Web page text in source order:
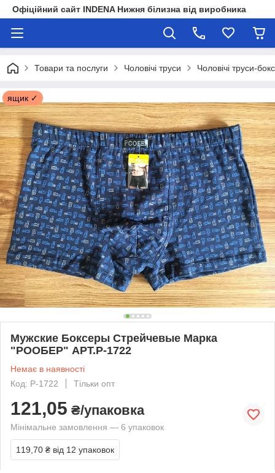
Офіційний сайт INDENA Нижня білизна від виробника
Товари та послуги Чоловічі труси Чоловічі труси-
ящик ✓
Мужские Боксеры Стрейчевые Марка
"РООБЕР" АРТ.P-1722
Немає в наявності
Код: P-1722
Тільки опт
121,05 ₴/упаковка
Мінімальне замовлення — 6 упаковок
119,70 ₴ від 12 упаковок